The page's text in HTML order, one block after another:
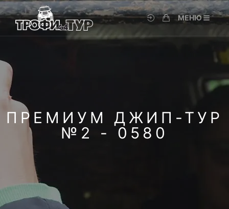
МЕНЮ
ПРЕМИУМ ДЖИП-ТУР
№2 - 0580